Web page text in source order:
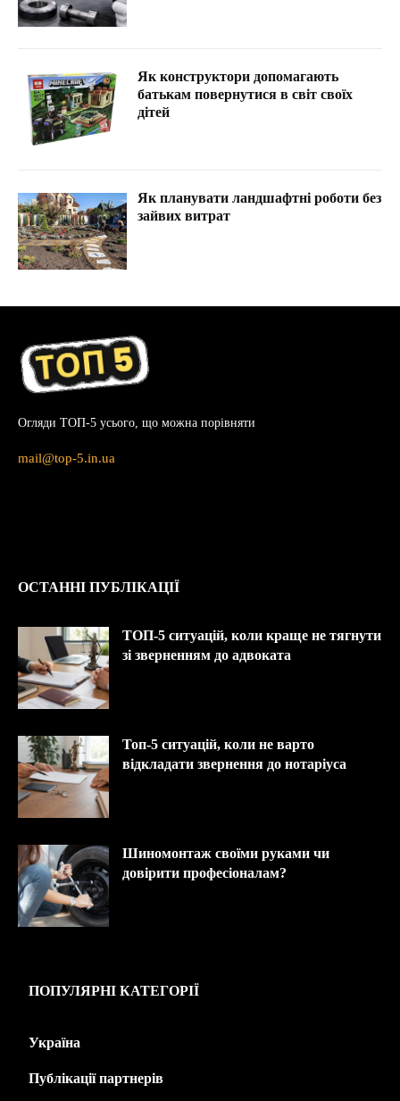
Як конструктори допомагають
батькам повернутися в світ своїх
дітей
Як планувати ландшафтні роботи без
зайвих витрат
Огляди ТОП-5 усього, що можна порівняти
mail@top-5.in.ua
ОСТАННІ ПУБЛІКАЦІЇ
ТОП-5 ситуацій, коли краще не тягнути
зі зверненням до адвоката
Топ-5 ситуацій, коли не варто
відкладати звернення до нотаріуса
Шиномонтаж своїми руками чи
довірити професіоналам?
ПОПУЛЯРНІ КАТЕГОРІЇ
Україна
Публікації партнерів